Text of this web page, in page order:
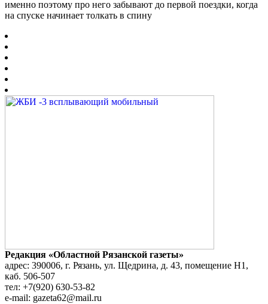
именно поэтому про него забывают до первой поездки, когда
на спуске начинает толкать в спину
Редакция «Областной Рязанской газеты»
адрес: 390006, г. Рязань, ул. Щедрина, д. 43, помещение Н1,
каб. 506-507
тел: +7(920) 630-53-82
e-mail: gazeta62@mail.ru